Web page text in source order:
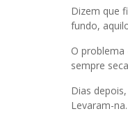
Dizem que
fundo,
O
sempre
Dias
Levaram-